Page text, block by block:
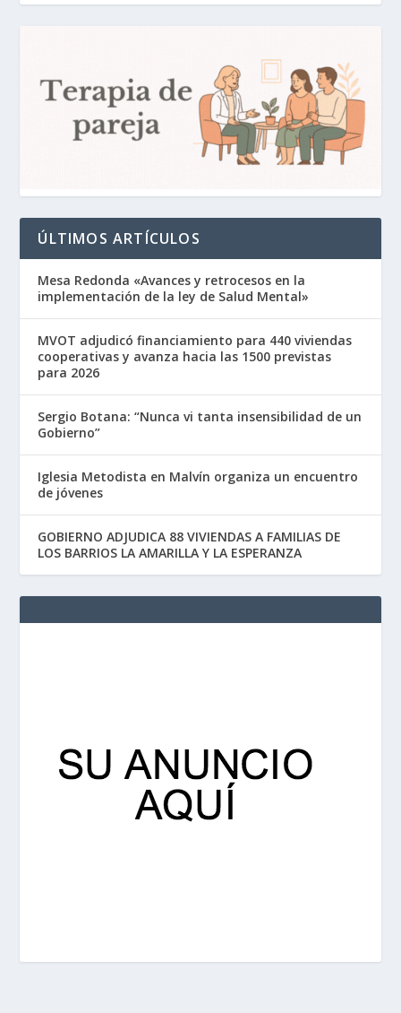
ÚLTIMOS ARTÍCULOS
Mesa Redonda «Avances y retrocesos en la
implementación de la ley de Salud Mental»
MVOT adjudicó financiamiento para 440 viviendas
cooperativas y avanza hacia las 1500 previstas
para 2026
Sergio Botana: “Nunca vi tanta insensibilidad de un
Gobierno”
Iglesia Metodista en Malvín organiza un encuentro
de jóvenes
GOBIERNO ADJUDICA 88 VIVIENDAS A FAMILIAS DE
LOS BARRIOS LA AMARILLA Y LA ESPERANZA